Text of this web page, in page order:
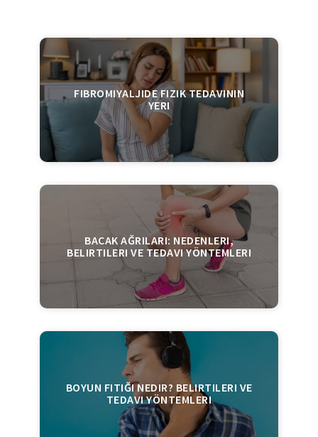
FIBROMIYALJIDE FIZIK TEDAVININ
YERI
BACAK AĞRILARI: NEDENLERI,
BELIRTILERI VE TEDAVI YÖNTEMLERI
BOYUN FITIĞI NEDIR? BELIRTILERI VE
TEDAVI YÖNTEMLERI